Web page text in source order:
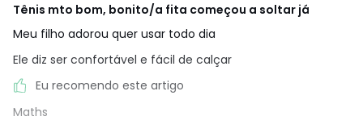
Tênis mto bom, bonito/a fita começou a soltar já
Meu filho adorou quer usar todo dia
Ele diz ser confortável e fácil de calçar
Eu recomendo este artigo
Maths